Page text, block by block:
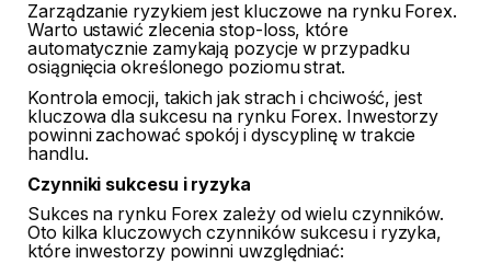
Zarządzanie ryzykiem jest kluczowe na rynku Forex.
Warto ustawić zlecenia stop-loss, które
automatycznie zamykają pozycje w przypadku
osiągnięcia określonego poziomu strat.
Kontrola emocji, takich jak strach i chciwość, jest
kluczowa dla sukcesu na rynku Forex. Inwestorzy
powinni zachować spokój i dyscyplinę w trakcie
handlu.
Czynniki sukcesu i ryzyka
Sukces na rynku Forex zależy od wielu czynników.
Oto kilka kluczowych czynników sukcesu i ryzyka,
które inwestorzy powinni uwzględniać: